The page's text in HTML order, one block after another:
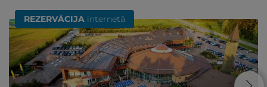
REZERVĀCIJA internetā